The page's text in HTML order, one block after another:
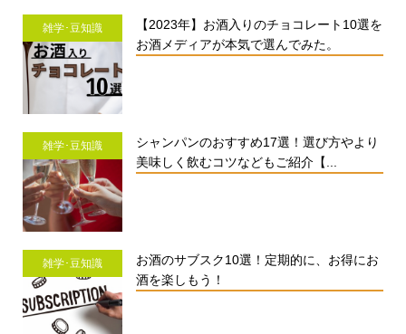
雑学･豆知識
【2023年】お酒入りのチョコレート10選を
お酒メディアが本気で選んでみた。
雑学･豆知識
シャンパンのおすすめ17選！選び方やより
美味しく飲むコツなどもご紹介【...
雑学･豆知識
お酒のサブスク10選！定期的に、お得にお
酒を楽しもう！